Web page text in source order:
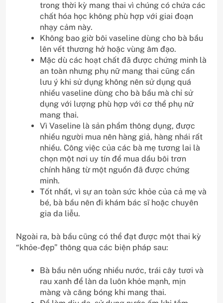
trong thời kỳ mang thai vì chúng có chứa các
chất hóa học không phù hợp với giai đoạn
nhạy cảm này.
Không bao giờ bôi vaseline dùng cho bà bầu
lên vết thương hở hoặc vùng âm đạo.
Mặc dù các hoạt chất đã được chứng minh là
an toàn nhưng phụ nữ mang thai cũng cần
lưu ý khi sử dụng không nên sử dụng quá
nhiều vaseline dùng cho bà bầu mà chỉ sử
dụng với lượng phù hợp với cơ thể phụ nữ
mang thai.
Vì Vaseline là sản phẩm thông dụng, được
nhiều người mua nên hàng giả, hàng nhái rất
nhiều. Công việc của các bà mẹ tương lai là
chọn một nơi uy tín để mua dầu bôi trơn
chính hãng từ một nguồn đã được chứng
minh.
Tốt nhất, vì sự an toàn sức khỏe của cả mẹ và
bé, bà bầu nên đi khám bác sĩ hoặc chuyên
gia da liễu.
Ngoài ra, bà bầu cũng có thể đạt được một thai kỳ
“khỏe-đẹp” thông qua các biện pháp sau:
Bà bầu nên uống nhiều nước, trái cây tươi và
rau xanh để làn da luôn khỏe mạnh, mịn
màng và căng bóng khi mang thai.